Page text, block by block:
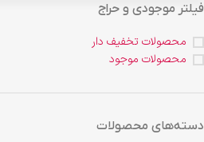
فیلتر موجودی و حراج
محصولات تخفیف دار
محصولات موجود
دسته‌های محصولات